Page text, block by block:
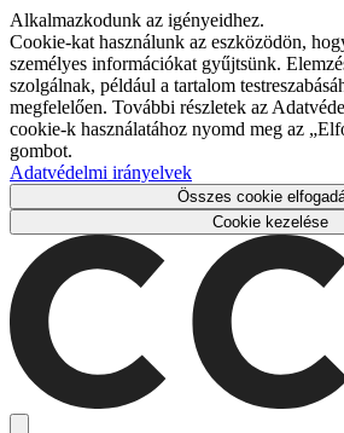
Alkalmazkodunk az igényeidhez.
Cookie-kat használunk az eszközödön,
személyes információkat gyűjtsünk.
szolgálnak, például a tartalom
megfelelően. További részletek az
cookie-k használatához nyomd meg az
gombot.
Adatvédelmi irányelvek
Összes cookie
Cookie kezelése